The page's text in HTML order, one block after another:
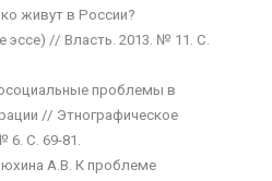
живут в России?
эссе) // Власть. 2013. № 11. С.
проблемы в
// Этнографическое
6. С. 69-81.
А.В. К проблеме